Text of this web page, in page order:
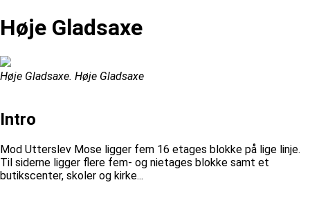
Høje Gladsaxe
Høje Gladsaxe. Høje Gladsaxe
Intro
Mod Utterslev Mose ligger fem 16 etages blokke på lige linje.
Til siderne ligger flere fem- og nietages blokke samt et
butikscenter, skoler og kirke...